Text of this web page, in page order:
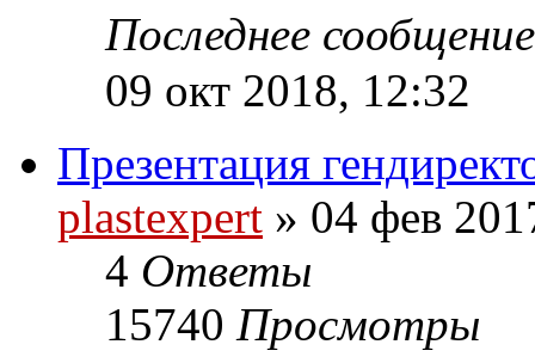
Последнее
09 окт 2018, 12:32
Презентация
plastexpert » 04 фев
4 Ответы
15740 Просмотры